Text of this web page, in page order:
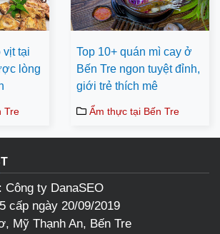
vịt tại
lòng
Tre
Top 10+ quán mì cay ở
Bến Tre ngon tuyệt đỉnh,
giới trẻ thích mê
Ẩm thực tại Bến Tre
ty DanaSEO
cấp ngày 20/09/2019
Mỹ Thạnh An, Bến Tre